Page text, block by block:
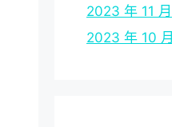
2023 年 11 月
2023 年 10 月